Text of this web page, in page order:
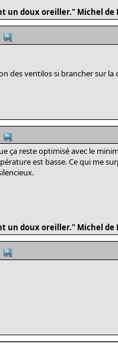
un doux oreiller." Michel de
des ventilos si brancher sur la
ça reste optimisé avec le
est basse. Ce qui me
un doux oreiller." Michel de